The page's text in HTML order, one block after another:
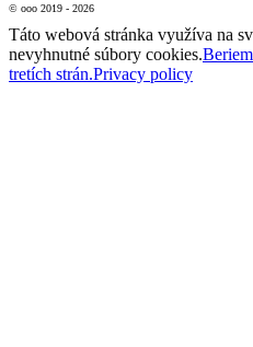
© ooo 2019 - 2026
Táto webová stránka využíva na
nevyhnutné súbory cookies.
tretích strán.Privacy policy